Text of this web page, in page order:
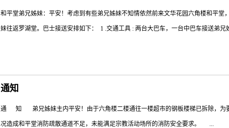
词，并宣布活动开始 向革命烈士纪念碑献花圈 蔡博生牧师带着沉重的心情
家默哀纪念革命先烈 基督教协会副会长刘乾牧师祷告 大家有序为革命烈士献花
和平堂弟兄姊妹：平安！考虑到有些弟兄姊妹不知情依然前来文华花园六角楼和平堂
妹往返罗湖堂。巴士接送安排如下： 1 .交通工具 : 两台大巴车，一台中巴车接送弟兄
时间和地点 聚会之前接人车辆会在早上7:50分～8:30分在黄贝岭地铁 D 出口 东侧 恭
第一工业区119栋 罗湖堂楼旁边出发，终点站黄贝岭地铁站。 联系人 谢弟兄 电话
堂礼拜的弟兄姊妹请留意：29号尽量绿色出行，因为29号是上班时间，又是初一，估
区。★这段时间发现，在红绿灯路口处，有交通警察和协警在执勤，抓不遵守交通秩
通知
通 知 弟兄姊妹主内平安！由于六角楼二楼通往一楼超市的钢板楼梯已拆除，为
况造成和平堂消防疏散通道不足，未能满足宗教活动场所的消防安全要求。 ...